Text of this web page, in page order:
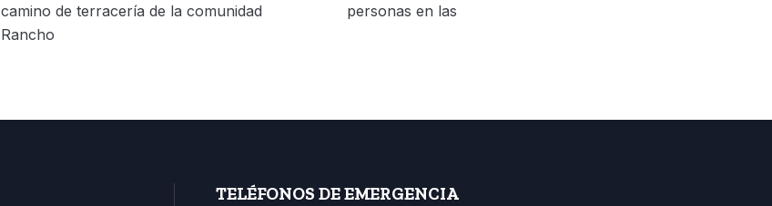
camino de terracería de la comunidad
Rancho
personas en las
TELÉFONOS DE EMERGENCIA